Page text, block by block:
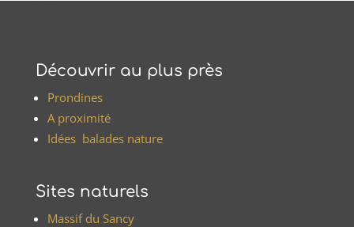
Découvrir au plus près
Prondines
A proximité
Idées balades nature
Sites naturels
Massif du Sancy